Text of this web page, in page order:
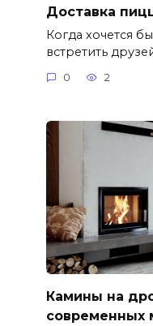
Доставка
Когда хочется
встретить
0 2
Камины на
современных